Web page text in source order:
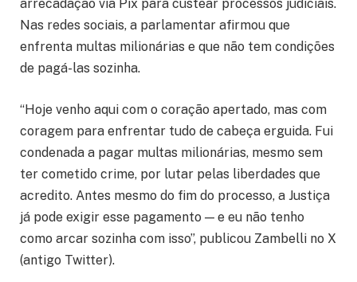
arrecadação via Pix para custear processos judiciais.
Nas redes sociais, a parlamentar afirmou que
enfrenta multas milionárias e que não tem condições
de pagá-las sozinha.
“Hoje venho aqui com o coração apertado, mas com
coragem para enfrentar tudo de cabeça erguida. Fui
condenada a pagar multas milionárias, mesmo sem
ter cometido crime, por lutar pelas liberdades que
acredito. Antes mesmo do fim do processo, a Justiça
já pode exigir esse pagamento — e eu não tenho
como arcar sozinha com isso”, publicou Zambelli no X
(antigo Twitter).